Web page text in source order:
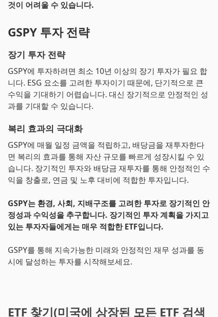
것이 어려울 수 있습니다.
GSPY 투자 전략
장기 투자 전략
GSPY에 투자하려면 최소 10년 이상의 장기 투자가 필요 합
니다. ESG 요소를 고려한 투자이기 때문에, 단기적으로 큰
수익을 기대하기 어렵습니다. 대신 장기적으로 안정적인 성
과를 기대할 수 있습니다.
복리 효과의 극대화
GSPY에 매월 일정 금액을 적립하고, 배당금을 재투자한다
면 복리의 효과를 통해 자산 규모를 빠르게 성장시킬 수 있
습니다. 장기적인 투자와 배당금 재투자를 통해 안정적인 수
익을 창출로, 연금 및 노후 대비에 적합한 투자입니다.
GSPY는 환경, 사회, 지배구조를 고려한 투자로 장기적인 안
정성과 수익성을 추구합니다. 장기적인 투자 계획을 가지고
있는 투자자들에게는 매우 적합한 ETF입니다.
GSPY를 통해 지속가능한 미래와 안정적인 재무 성과를 동
시에 달성하는 투자를 시작해보세요.
ETF 찾기(미국에 상장된 모든 ETF 검색